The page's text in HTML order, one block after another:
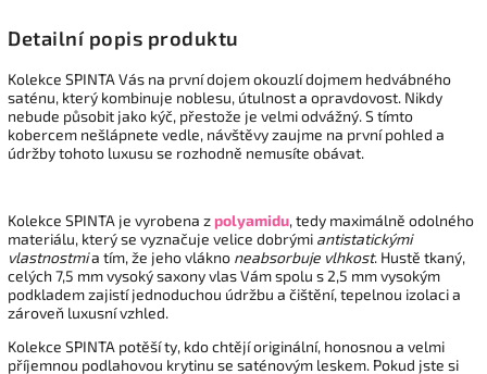
Detailní popis produktu
Kolekce SPINTA Vás na první dojem okouzlí dojmem hedvábného
saténu, který kombinuje noblesu, útulnost a opravdovost. Nikdy
nebude působit jako kýč, přestože je velmi odvážný. S tímto
kobercem nešlápnete vedle, návštěvy zaujme na první pohled a
údržby tohoto luxusu se rozhodně nemusíte obávat.
Kolekce SPINTA je vyrobena zpolyamidu, tedy maximálně odolného
materiálu, který se vyznačuje velice dobrými antistatickými
vlastnostmia tím, že jeho vlákno neabsorbuje vlhkost. Hustě tkaný,
celých 7,5 mm vysoký saxony vlas Vám spolu s 2,5 mm vysokým
podkladem zajistí jednoduchou údržbu a čištění, tepelnou izolaci a
zároveň luxusní vzhled.
Kolekce SPINTA potěší ty, kdo chtějí originální, honosnou a velmi
příjemnou podlahovou krytinu se saténovým leskem. Pokud jste si